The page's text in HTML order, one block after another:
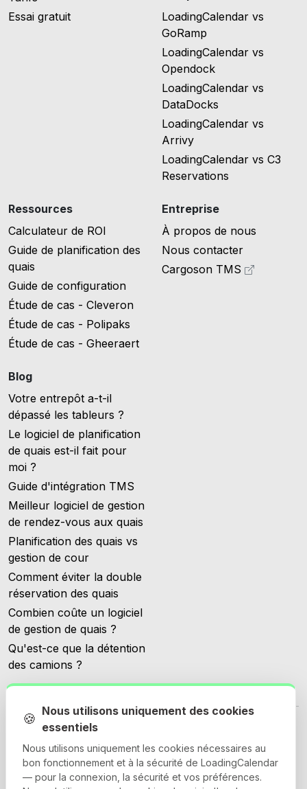
Essai gratuit
LoadingCalendar vs
GoRamp
LoadingCalendar vs
Opendock
LoadingCalendar vs
DataDocks
LoadingCalendar vs
Arrivy
LoadingCalendar vs C3
Reservations
Ressources
Calculateur de ROI
Guide de planification des
quais
Guide de configuration
Étude de cas - Cleveron
Étude de cas - Polipaks
Étude de cas - Gheeraert
Blog
Votre entrepôt a-t-il
dépassé les tableurs ?
Le logiciel de planification
de quais est-il fait pour
moi ?
Guide d'intégration TMS
Meilleur logiciel de gestion
de rendez-vous aux quais
Planification des quais vs
gestion de cour
Comment éviter la double
réservation des quais
Combien coûte un logiciel
de gestion de quais ?
Qu'est-ce que la détention
des camions ?
Entreprise
À propos de nous
Nous contacter
Cargoson TMS
© 2026 Loadingcalendar.com. Tous droits réservés.
🍪 Nous utilisons uniquement des cookies
essentiels
Nous utilisons uniquement les cookies nécessaires au
bon fonctionnement et à la sécurité de LoadingCalendar
— pour la connexion, la sécurité et vos préférences.